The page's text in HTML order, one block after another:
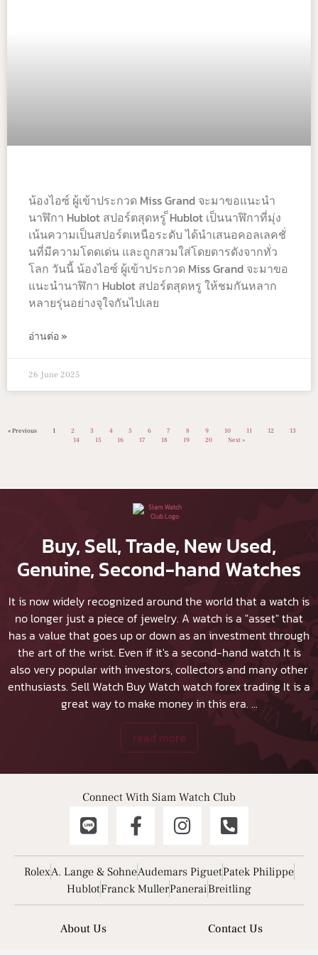
น้องไอซ์ ผู้เข้าประกวด Miss Grand จะมาขอแนะนำ
นาฬิกา Hublot สปอร์ตสุดหรู ็Hublot เป็นนาฬิกาที่มุ่ง
เน้นความเป็นสปอร์ตเหนือระดับ ได้นำเสนอคอลเลคชั่
นที่มีความโดดเด่น และถูกสวมใส่โดยดารดังจากทั่ว
โลก วันนี้ น้องไอซ์ ผู้เข้าประกวด Miss Grand จะมาขอ
แนะนำนาฬิกา Hublot สปอร์ตสุดหรู ให้ชมกันหลาก
หลายรุ่นอย่างจุใจกันไปเลย
อ่านต่อ »
26 June 2025
« Previous 1 2 3 4 5 6 7 8 9 10 11 12
13
14
15 16 17 18 19 20 Next »
Buy, Sell, Trade, New Used,
Genuine, Second-hand Watches
It is now widely recognized around the world that a watch is
no longer just a piece of jewelry. A watch is a "asset" that
has a value that goes up or down as an investment through
the art of the wrist. Even if it's a second-hand watch It is
also very popular with investors, collectors and many other
enthusiasts. Sell Watch Buy Watch watch forex trading It is a
great way to make money in this era. ...
read more
Connect With Siam Watch Club
RolexA. Lange & SohneAudemars PiguetPatek Philippe
HublotFranck MullerPaneraiBreitling
About Us Contact Us